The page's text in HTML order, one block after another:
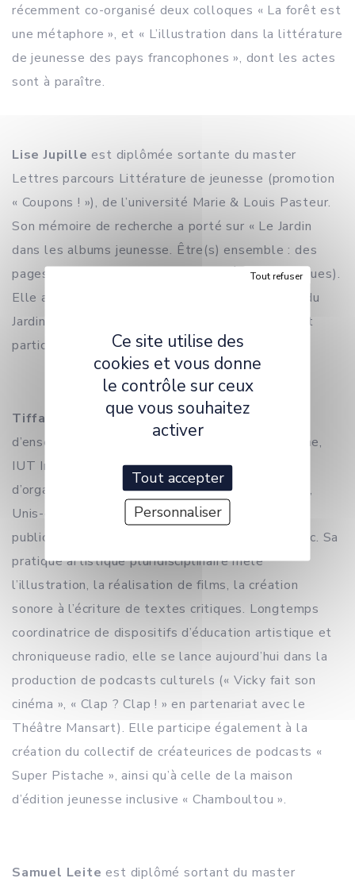
récemment co-organisé deux colloques « La forêt est
une métaphore », et « L’illustration dans la littérature
de jeunesse des pays francophones », dont les actes
sont à paraître.
Lise Jupille est diplômée sortante du master
Lettres parcours Littérature de jeunesse (promotion
« Coupons ! »), de l’université Marie & Louis Pasteur.
Son mémoire de recherche a porté sur « Le Jardin
dans les albums jeunesse. Être(s) ensemble : des
pages pour habiter le monde » (dir. Élodie Bouygues).
Elle a une pratique des jardins partagés auprès du
Jardin botanique de Besançon et s’intéresse tout
particu-lièrement à la poésie jeunesse.
Tiffany Kleinbest Peset est artiste. Chargée
d’enseignement (Métiers du livre et du patrimoine,
IUT Info-Com, Dijon), elle est formatrice auprès
d’organismes culturels (Images en bibliothèques,
Unis-cité, Centre image) et intervient auprès de
publics variés, de la maternelle jusqu’au post-bac. Sa
pratique artistique pluridisciplinaire mêle
l’illustration, la réalisation de films, la création
sonore à l’écriture de textes critiques. Longtemps
coordinatrice de dispositifs d’éducation artistique et
chroniqueuse radio, elle se lance aujourd’hui dans la
production de podcasts culturels (« Vicky fait son
cinéma », « Clap ? Clap ! » en partenariat avec le
Théâtre Mansart). Elle participe également à la
création du collectif de créateurices de podcasts «
Super Pistache », ainsi qu’à celle de la maison
d’édition jeunesse inclusive « Chamboultou ».
Samuel Leite est diplômé sortant du master
Ce site utilise des
cookies et vous donne
le contrôle sur ceux
que vous souhaitez
activer
Tout accepter
Tout refuser
Personnaliser